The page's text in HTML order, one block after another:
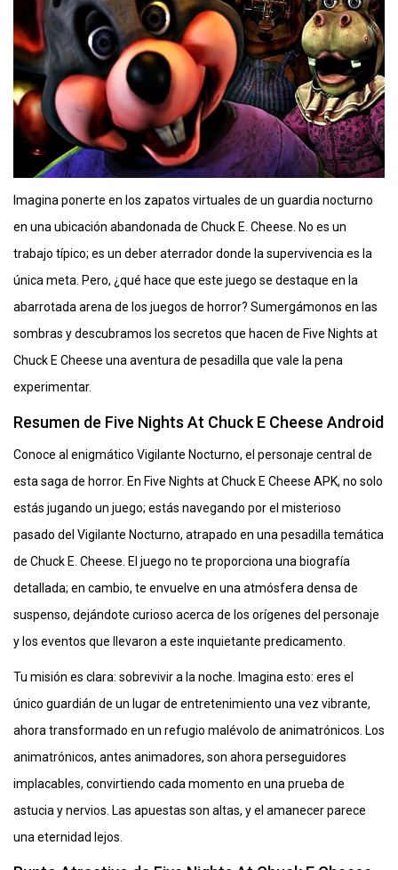
Imagina ponerte en los zapatos virtuales de un guardia nocturno
en una ubicación abandonada de Chuck E. Cheese. No es un
trabajo típico; es un deber aterrador donde la supervivencia es la
única meta. Pero, ¿qué hace que este juego se destaque en la
abarrotada arena de los juegos de horror? Sumergámonos en las
sombras y descubramos los secretos que hacen de Five Nights at
Chuck E Cheese una aventura de pesadilla que vale la pena
experimentar.
Resumen de Five Nights At Chuck E Cheese Android
Conoce al enigmático Vigilante Nocturno, el personaje central de
esta saga de horror. En Five Nights at Chuck E Cheese APK, no solo
estás jugando un juego; estás navegando por el misterioso
pasado del Vigilante Nocturno, atrapado en una pesadilla temática
de Chuck E. Cheese. El juego no te proporciona una biografía
detallada; en cambio, te envuelve en una atmósfera densa de
suspenso, dejándote curioso acerca de los orígenes del personaje
y los eventos que llevaron a este inquietante predicamento.
Tu misión es clara: sobrevivir a la noche. Imagina esto: eres el
único guardián de un lugar de entretenimiento una vez vibrante,
ahora transformado en un refugio malévolo de animatrónicos. Los
animatrónicos, antes animadores, son ahora perseguidores
implacables, convirtiendo cada momento en una prueba de
astucia y nervios. Las apuestas son altas, y el amanecer parece
una eternidad lejos.